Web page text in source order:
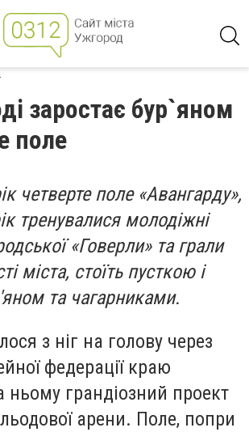
заростає бур`яном
поле
четверте поле «Авангарду»,
тренувалися молодіжні
«Говерли» та грали
міста, стоїть пусткою і
та чагарниками.
з ніг на голову через
федерації краю
ньому грандіозний проект
арени. Поле, попри